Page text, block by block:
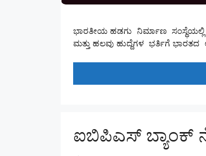
ಭಾರತೀಯ ಹಡಗು ನಿರ್ಮಾಣ ಸಂಸ್ಥೆಯಲ್ಲಿ
ಮತ್ತು ಹಲವು ಹುದ್ದೆಗಳ ಭರ್ತಿಗೆ
ಐಬಿಪಿಎಸ್ ಬ್ಯಾಂಕ್